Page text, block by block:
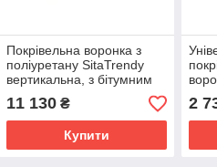
Покрівельна воронка з
поліуретану SitaTrendy
вертикальна, з бітумним
обігріву (діаметр 110 мм)
11 130₴
Купити
2